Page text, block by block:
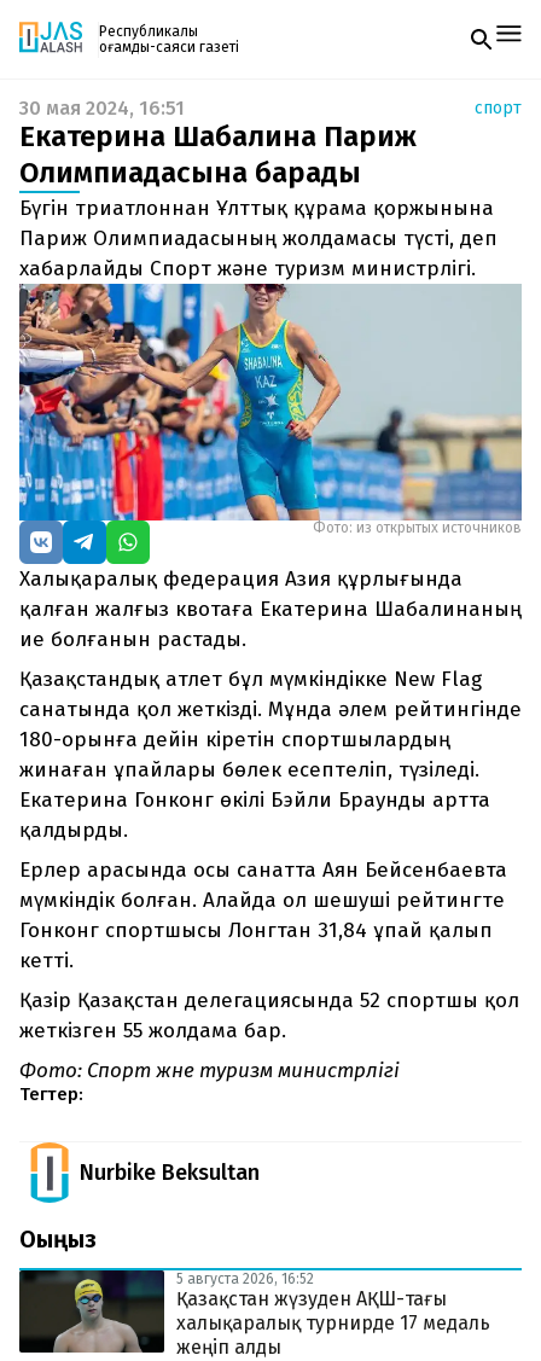
Республикалық
қоғамдық-саяси газеті
Жаңалықтар
Спорт
Live
Руханият
Аймақ
Архив
Заң және тәртіп
Редакциямен байланыс
+7 708 604 51 06
Жарнама бөлімі
+7 701 220 64 52
Пошта
zhasalash100@gmail.com
Газетке жазылу
PDF форматтағы газетті ай сайын электронды
поштаңызға алып отырыңыз. Жаңа нөмір
шыққан сәтте сізге бірден жіберіледі. Тек email
енгізіңіз, біз қалғанын өзіміз жібереміз.
30 мая 2024, 16:51 спорт
Екатерина Шабалина Париж
Олимпиадасына барады
Бүгін триатлоннан Ұлттық құрама қоржынына
Париж Олимпиадасының жолдамасы түсті, деп
хабарлайды Спорт және туризм министрлігі.
Фото: из открытых источников
Халықаралық федерация Азия құрлығында
қалған жалғыз квотаға Екатерина Шабалинаның
ие болғанын растады.
Қазақстандық атлет бұл мүмкіндікке New Flag
санатында қол жеткізді. Мұнда әлем рейтингінде
180-орынға дейін кіретін спортшылардың
жинаған ұпайлары бөлек есептеліп, түзіледі.
Екатерина Гонконг өкілі Бэйли Браунды артта
қалдырды.
Ерлер арасында осы санатта Аян Бейсенбаевта
мүмкіндік болған. Алайда ол шешуші рейтингте
Гонконг спортшысы Лонгтан 31,84 ұпай қалып
кетті.
Қазір Қазақстан делегациясында 52 спортшы қол
жеткізген 55 жолдама бар.
Фото: Спорт және туризм министрлігі
Тегтер:
Nurbike Beksultan
Оқыңыз
5 августа 2026, 16:52
Қазақстан жүзуден АҚШ-тағы
халықаралық турнирде 17 медаль
жеңіп алды